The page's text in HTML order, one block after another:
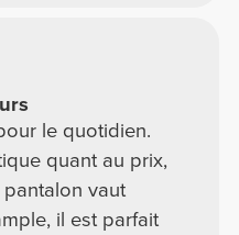
le quotidien.
quant au prix,
vaut
il est parfait